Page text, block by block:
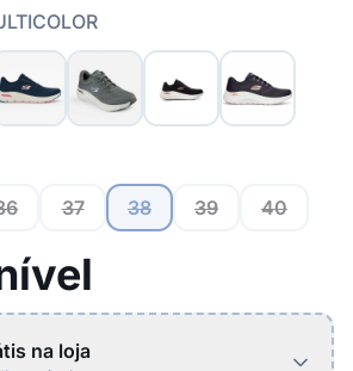
37 38 39 40
na loja